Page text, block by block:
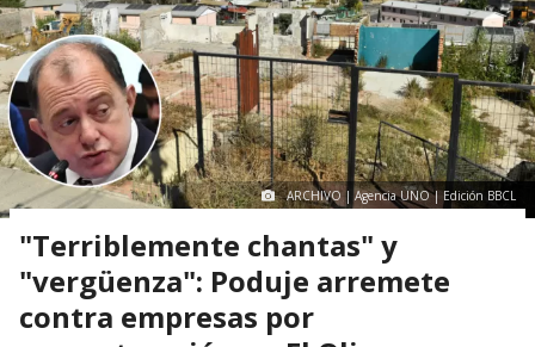
ARCHIVO | Agencia UNO | Edición BBCL
"Terriblemente chantas" y
"vergüenza": Poduje arremete
contra empresas por